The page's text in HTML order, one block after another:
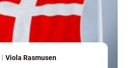
Viola Rasmusen